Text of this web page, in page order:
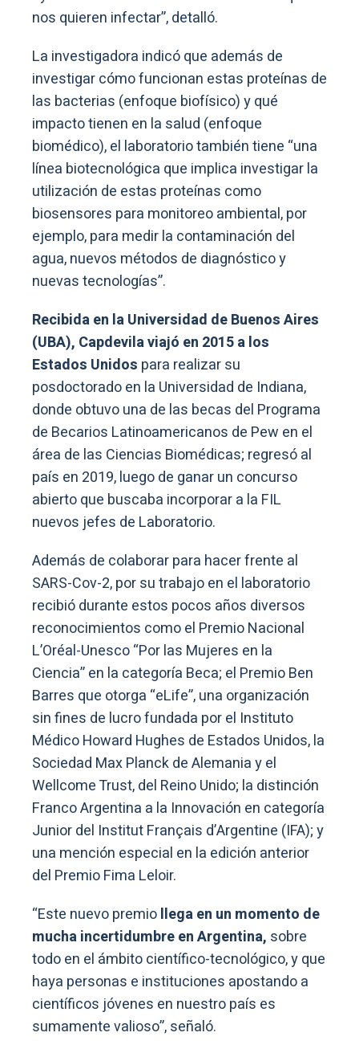
nos quieren infectar”, detalló.
La investigadora indicó que además de
investigar cómo funcionan estas proteínas de
las bacterias (enfoque biofísico) y qué
impacto tienen en la salud (enfoque
biomédico), el laboratorio también tiene “una
línea biotecnológica que implica investigar la
utilización de estas proteínas como
biosensores para monitoreo ambiental, por
ejemplo, para medir la contaminación del
agua, nuevos métodos de diagnóstico y
nuevas tecnologías”.
Recibida en la Universidad de Buenos Aires
(UBA), Capdevila viajó en 2015 a los
Estados Unidos para realizar su
posdoctorado en la Universidad de Indiana,
donde obtuvo una de las becas del Programa
de Becarios Latinoamericanos de Pew en el
área de las Ciencias Biomédicas; regresó al
país en 2019, luego de ganar un concurso
abierto que buscaba incorporar a la FIL
nuevos jefes de Laboratorio.
Además de colaborar para hacer frente al
SARS-Cov-2, por su trabajo en el laboratorio
recibió durante estos pocos años diversos
reconocimientos como el Premio Nacional
L’Oréal-Unesco “Por las Mujeres en la
Ciencia” en la categoría Beca; el Premio Ben
Barres que otorga “eLife”, una organización
sin fines de lucro fundada por el Instituto
Médico Howard Hughes de Estados Unidos, la
Sociedad Max Planck de Alemania y el
Wellcome Trust, del Reino Unido; la distinción
Franco Argentina a la Innovación en categoría
Junior del Institut Français d’Argentine (IFA); y
una mención especial en la edición anterior
del Premio Fima Leloir.
“Este nuevo premiollega en un momento de
mucha incertidumbre en Argentina, sobre
todo en el ámbito científico-tecnológico, y que
haya personas e instituciones apostando a
científicos jóvenes en nuestro país es
sumamente valioso”, señaló.